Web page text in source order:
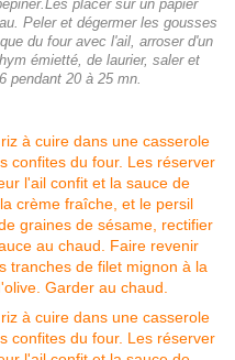
placer sur un papier
Peler et dégermer les gousses
du four avec l'ail, arroser d'un
émietté, de laurier, saler et
pendant 20 à 25 mn.